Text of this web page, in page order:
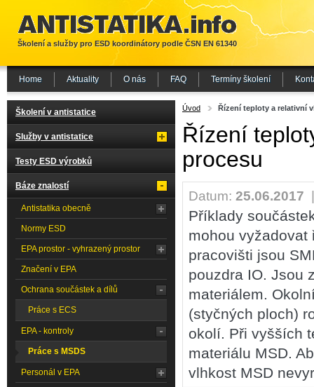
Úvod Řízení teploty a relativní
Řízení
procesu
Datum: 25.06.2017
Příklady
mohou vyžadovat
pracovišti jsou
pouzdra IO. Jsou
materiálem.
(styčných ploch)
okolí. Při vyšších
materiálu MSD.
vlhkost MSD
Školení v antistatice
Služby v antistatice
Testy ESD výrobků
Báze znalostí
Antistatika obecně
Normy ESD
EPA prostor - vyhrazený prostor
Značení v EPA
Ochrana součástek a dílů
Práce s ECS
EPA - kontroly
Práce s MSDS
Personál v EPA
Školení a služby pro ESD koordinátory podle ČSN EN 61340
Home Aktuality O nás FAQ Termíny školení